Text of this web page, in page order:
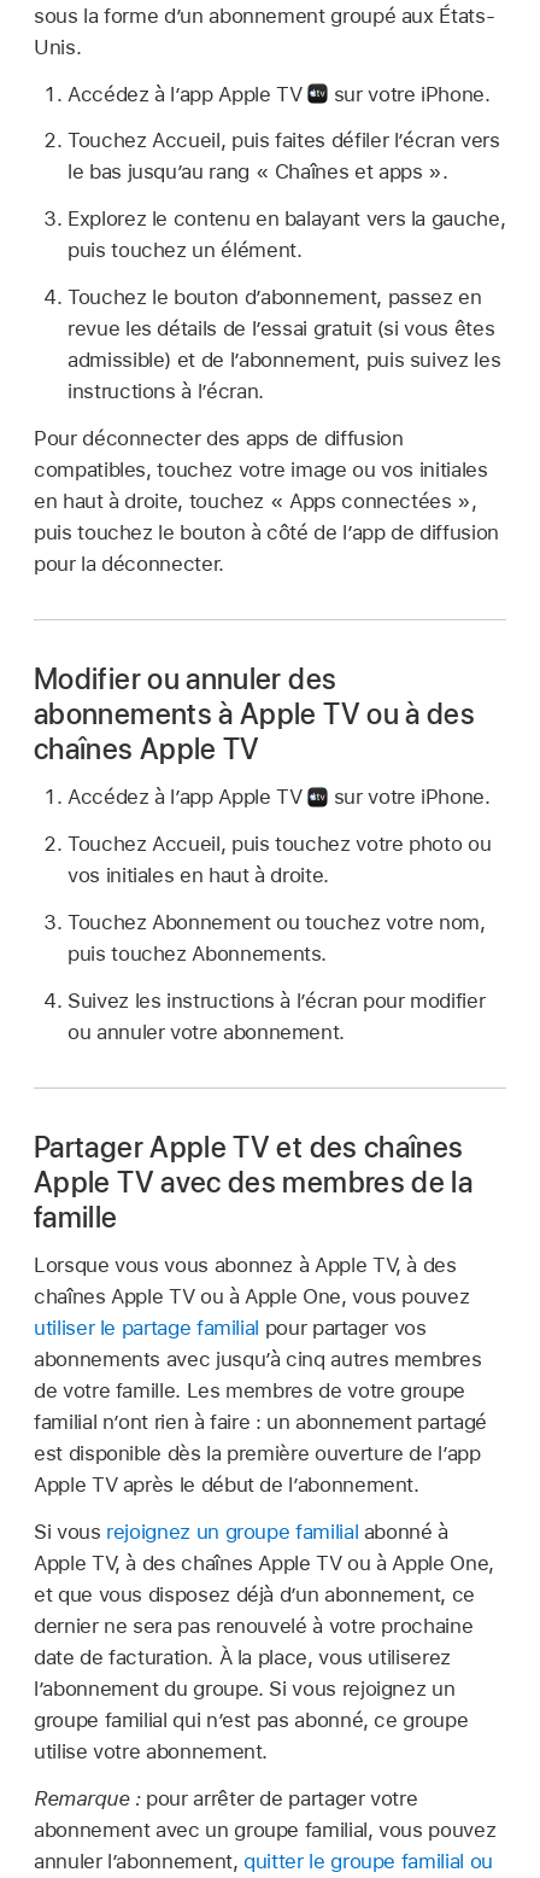
sous la forme d’un abonnement groupé aux États-
Unis.
Accédez à l’app Apple TV
sur votre iPhone.
Touchez Accueil, puis faites défiler l’écran vers
le bas jusqu’au rang « Chaînes et apps ».
Explorez le contenu en balayant vers la gauche,
puis touchez un élément.
Touchez le bouton d’abonnement, passez en
revue les détails de l’essai gratuit (si vous êtes
admissible) et de l’abonnement, puis suivez les
instructions à l’écran.
Pour déconnecter des apps de diffusion
compatibles, touchez votre image ou vos initiales
en haut à droite, touchez « Apps connectées »,
puis touchez le bouton à côté de l’app de diffusion
pour la déconnecter.
Modifier ou annuler des
abonnements à Apple TV ou à des
chaînes Apple TV
Accédez à l’app Apple TV
sur votre iPhone.
Touchez Accueil, puis touchez votre photo ou
vos initiales en haut à droite.
Touchez Abonnement ou touchez votre nom,
puis touchez Abonnements.
Suivez les instructions à l’écran pour modifier
ou annuler votre abonnement.
Partager Apple TV et des chaînes
Apple TV avec des membres de la
famille
Lorsque vous vous abonnez à Apple TV, à des
chaînes Apple TV ou à Apple One, vous pouvez
utiliser le partage familial pour partager vos
abonnements avec jusqu’à cinq autres membres
de votre famille. Les membres de votre groupe
familial n’ont rien à faire : un abonnement partagé
est disponible dès la première ouverture de l’app
Apple TV après le début de l’abonnement.
Si vous rejoignez un groupe familial abonné à
Apple TV, à des chaînes Apple TV ou à Apple One,
et que vous disposez déjà d’un abonnement, ce
dernier ne sera pas renouvelé à votre prochaine
date de facturation. À la place, vous utiliserez
l’abonnement du groupe. Si vous rejoignez un
groupe familial qui n’est pas abonné, ce groupe
utilise votre abonnement.
Remarque : pour arrêter de partager votre
abonnement avec un groupe familial, vous pouvez
annuler l’abonnement,quitter le groupe familial ou